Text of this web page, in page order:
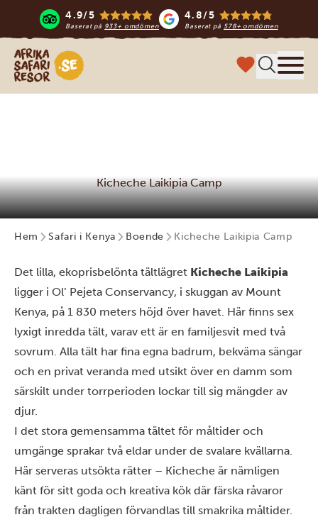
4.9/5
Baserat på 933+ omdömen
4.8/5
Baserat på 578+ omdömen
Safari-resor i Afrika
Kicheche Laikipia Camp
Hem Safari i Kenya Boende Kicheche Laikipia Camp
Det lilla, ekoprisbelönta tältlägret Kicheche Laikipia
ligger i Ol’ Pejeta Conservancy, i skuggan av Mount
Kenya, på 1 830 meters höjd över havet. Här finns sex
lyxigt inredda tält, varav ett är en familjesvit med två
sovrum. Alla tält har fina egna badrum, bekväma sängar
och en privat veranda med utsikt över en damm som
särskilt under torrperioden lockar till sig mängder av
djur.
I det stora gemensamma tältet för måltider och
umgänge sprakar två eldar under de svalare kvällarna.
Här serveras utsökta rätter – Kicheche är nämligen
känt för sitt goda och kreativa kök där färska råvaror
från trakten dagligen förvandlas till smakrika måltider.